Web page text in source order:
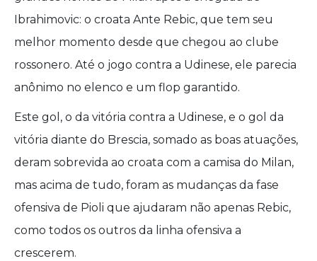
Ibrahimovic: o croata Ante Rebic, que tem seu
melhor momento desde que chegou ao clube
rossonero. Até o jogo contra a Udinese, ele parecia
anônimo no elenco e um flop garantido.
Este gol, o da vitória contra a Udinese, e o gol da
vitória diante do Brescia, somado as boas atuações,
deram sobrevida ao croata com a camisa do Milan,
mas acima de tudo, foram as mudanças da fase
ofensiva de Pioli que ajudaram não apenas Rebic,
como todos os outros da linha ofensiva a
crescerem.